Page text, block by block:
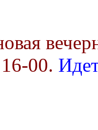
00.